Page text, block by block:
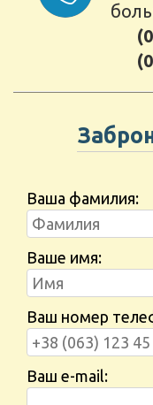
Ваша фамилия:
Ваше имя:
Ваш номер
Ваш e-mail: